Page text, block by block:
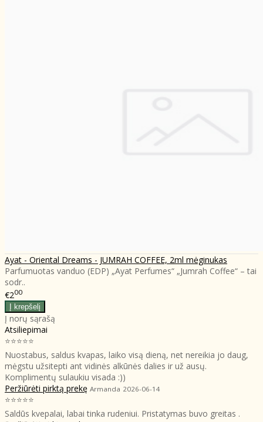
Ayat - Oriental Dreams - JUMRAH COFFEE, 2ml mėginukas
Parfumuotas vanduo (EDP) „Ayat Perfumes“ „Jumrah Coffee“ – tai
sodr..
€200
Į norų sąrašą
Atsiliepimai
⭐⭐⭐⭐⭐
Nuostabus, saldus kvapas, laiko visą dieną, net nereikia jo daug,
mėgstu užsitepti ant vidinės alkūnės dalies ir už ausų.
Komplimentų sulaukiu visada :))
Peržiūrėti pirktą prekę Armanda 2026-06-14
⭐⭐⭐⭐⭐
Saldūs kvepalai, labai tinka rudeniui. Pristatymas buvo greitas .